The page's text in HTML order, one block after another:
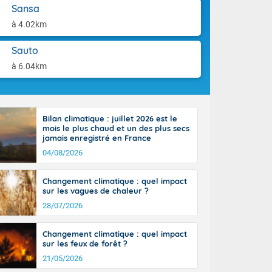
Sansa
à 4.02km
Sauto
à 6.04km
de-
sont
sont
un peu
du pays,
est le
salve
de bons
vent,
les deux
entre 11
sur les
l'intérieur
vallée de
Bilan climatique : juillet 2026 est le
mois le plus chaud et un des plus secs
jamais enregistré en France
04/08/2026
Changement climatique : quel impact
sur les vagues de chaleur ?
28/07/2026
Changement climatique : quel impact
sur les feux de forêt ?
21/05/2026